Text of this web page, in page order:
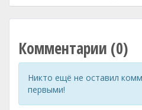
Комментарии (0)
Никто ещё не оставил
первыми!